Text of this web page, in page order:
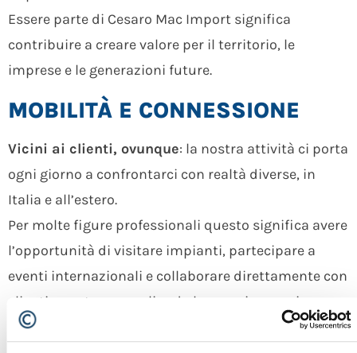
Essere parte di Cesaro Mac Import significa
contribuire a creare valore per il territorio, le
imprese e le generazioni future.
MOBILITÀ E CONNESSIONE
Vicini ai clienti, ovunque: la nostra attività ci porta
ogni giorno a confrontarci con realtà diverse, in
Italia e all’estero.
Per molte figure professionali questo significa avere
l’opportunità di visitare impianti, partecipare a
eventi internazionali e collaborare direttamente con
clienti e partner, ampliando la propria esperienza
sul campo.